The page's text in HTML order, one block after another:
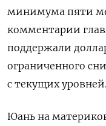
минимума пяти
комментарии
поддержали
ограниченного
с текущих уровней.
Юань на